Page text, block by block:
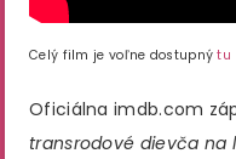
Celý film je voľne dostupnýtu
Oficiálna imdb.com
transrodové dievča na